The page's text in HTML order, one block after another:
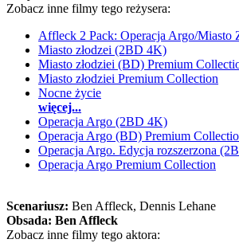
Zobacz inne filmy tego reżysera:
Affleck 2 Pack: Operacja Argo/Miasto
Miasto złodzei (2BD 4K)
Miasto złodziei (BD) Premium
Miasto złodziei Premium Collection
Nocne życie
więcej...
Operacja Argo (2BD 4K)
Operacja Argo (BD) Premium
Operacja Argo. Edycja rozszerzona
Operacja Argo Premium Collection
Scenariusz: Ben Affleck, Dennis Lehane
Obsada: Ben Affleck
Zobacz inne filmy tego aktora: